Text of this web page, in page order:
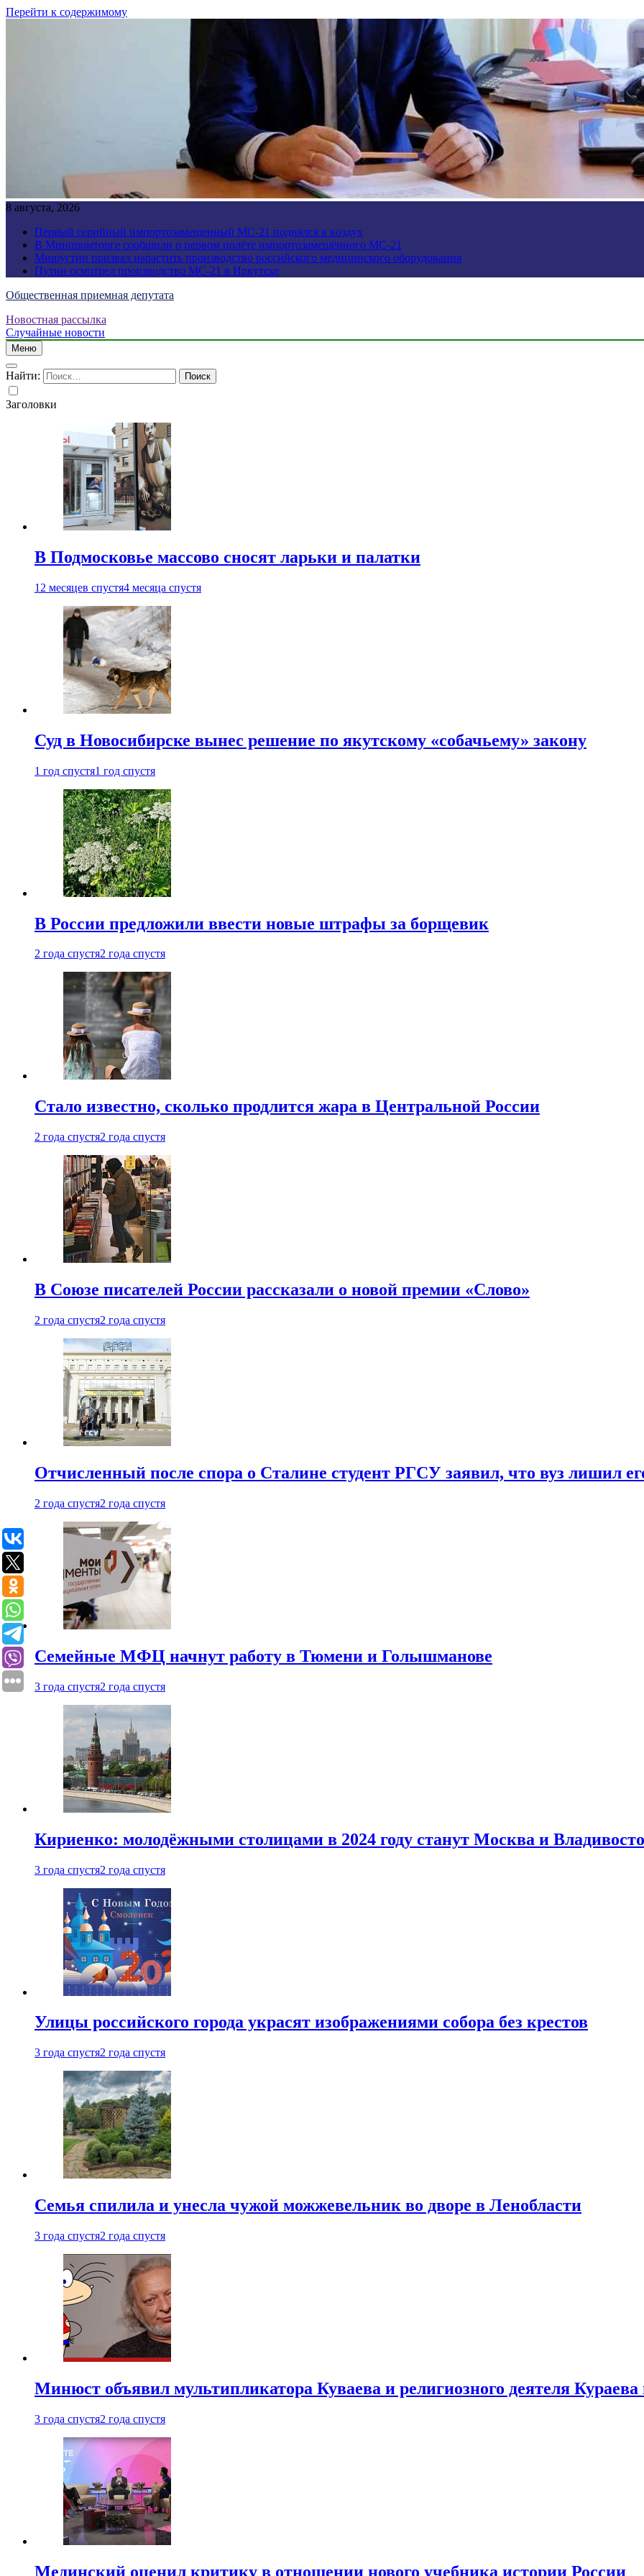
Перейти к содержимому
8 августа, 2026
Первый серийный импортозамещенный МС-21 поднялся в воздух
В Минпромторге сообщили о первом полёте импортозамещённого МС-21
Мишустин призвал нарастить производство российского медицинского оборудования
Путин осмотрел производство МС-21 в Иркутске
Общественная приемная депутата
Новостная рассылка
Случайные новости
Меню
Найти:
Заголовки
В Подмосковье массово сносят ларьки и палатки
12 месяцев спустя4 месяца спустя
Суд в Новосибирске вынес решение по якутскому «собачьему» закону
1 год спустя1 год спустя
В России предложили ввести новые штрафы за борщевик
2 года спустя2 года спустя
Стало известно, сколько продлится жара в Центральной России
2 года спустя2 года спустя
В Союзе писателей России рассказали о новой премии «Слово»
2 года спустя2 года спустя
Отчисленный после спора о Сталине студент РГСУ заявил, что вуз лишил
2 года спустя2 года спустя
Семейные МФЦ начнут работу в Тюмени и Голышманове
3 года спустя2 года спустя
Кириенко: молодёжными столицами в 2024 году станут Москва и
3 года спустя2 года спустя
Улицы российского города украсят изображениями собора без крестов
3 года спустя2 года спустя
Семья спилила и унесла чужой можжевельник во дворе в Ленобласти
3 года спустя2 года спустя
Минюст объявил мультипликатора Куваева и религиозного деятеля
3 года спустя2 года спустя
Мединский оценил критику в отношении нового учебника истории России